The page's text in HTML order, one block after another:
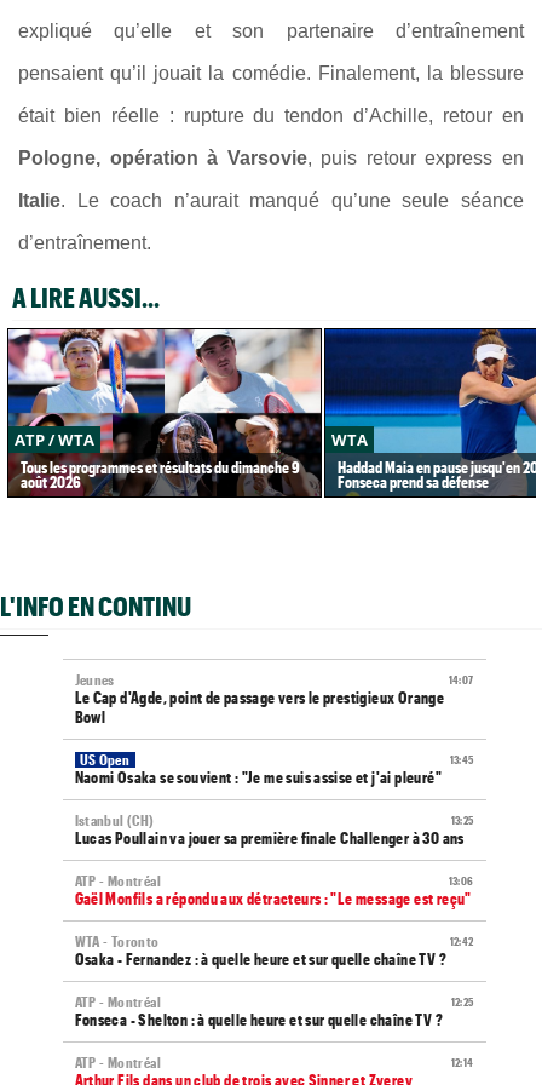
expliqué qu’elle et son partenaire d’entraînement
pensaient qu’il jouait la comédie. Finalement, la blessure
était bien réelle : rupture du tendon d’Achille, retour en
Pologne, opération à Varsovie, puis retour express en
Italie. Le coach n’aurait manqué qu’une seule séance
d’entraînement.
A LIRE AUSSI...
ATP / WTA
Tous les programmes et résultats du dimanche 9
août 2026
WTA
Haddad Maia en pause jusqu'en
Fonseca prend sa défense
L'INFO EN CONTINU
14:07
Jeunes
Le Cap d'Agde, point de passage vers le prestigieux Orange
Bowl
13:45
US Open
Naomi Osaka se souvient : "Je me suis assise et j'ai pleuré"
13:25
Istanbul (CH)
Lucas Poullain va jouer sa première finale Challenger à 30 ans
13:06
ATP - Montréal
Gaël Monfils a répondu aux détracteurs : "Le message est reçu"
12:42
WTA - Toronto
Osaka - Fernandez : à quelle heure et sur quelle chaîne TV ?
12:25
ATP - Montréal
Fonseca - Shelton : à quelle heure et sur quelle chaîne TV ?
12:14
ATP - Montréal
Arthur Fils dans un club de trois avec Sinner et Zverev